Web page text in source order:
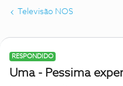
Televisão NOS
RESPONDIDO
Uma - Pessima